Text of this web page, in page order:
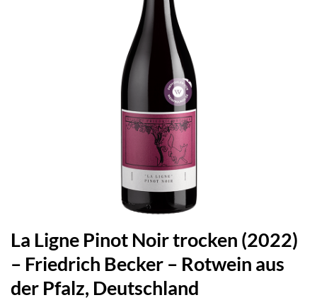
La Ligne Pinot Noir trocken (2022)
– Friedrich Becker – Rotwein aus
der Pfalz, Deutschland